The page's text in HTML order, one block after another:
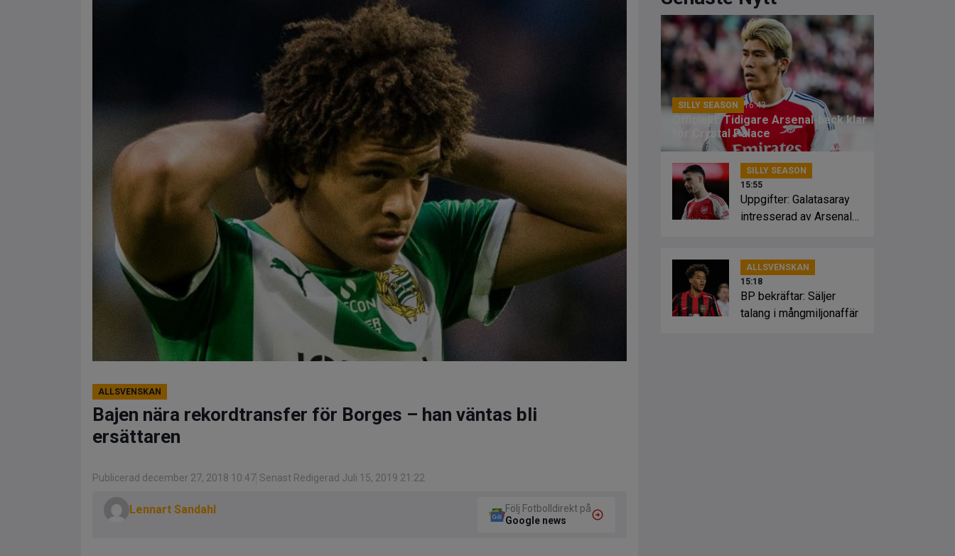
ALLSVENSKAN
Bajen nära rekordtransfer för Borges – han väntas bli
ersättaren
Publicerad december 27, 2018 10:47 Senast Redigerad Juli 15, 2019 21:22
Lennart Sandahl
Följ Fotbolldirekt på
Google news
SILLY SEASON 16:43
Officiellt: Tidigare Arsenal-back klar
för Crystal Palace
SILLY SEASON
15:55
Uppgifter: Galatasaray
intresserad av Arsenal-
ALLSVENSKAN
15:18
BP bekräftar: Säljer
talang i mångmiljonaffär